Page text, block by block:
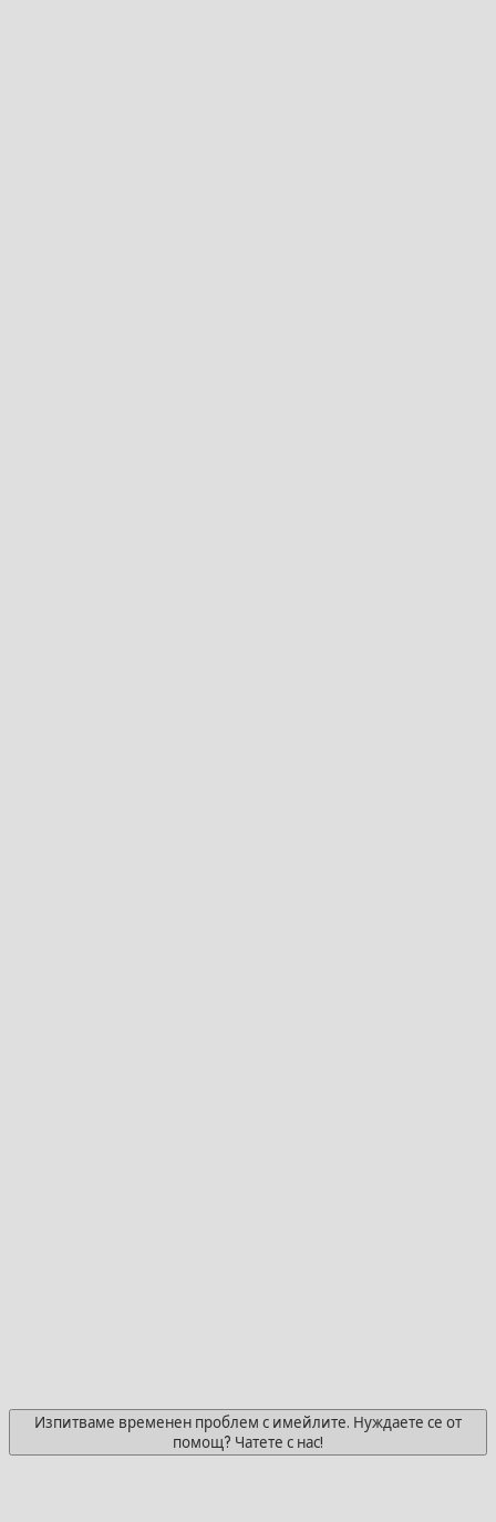
Изпитваме временен проблем с имейлите. Нуждаете се от
помощ? Чатете с нас!